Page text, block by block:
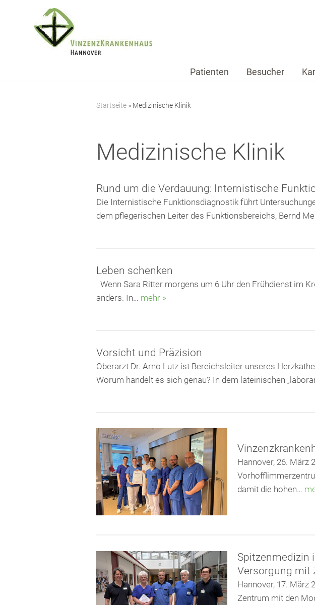
springen
Patienten Besucher
Startseite » Medizinische Klinik
Medizinische Klinik
Rund um die Verdauung: Internistische
Die Internistische Funktionsdiagnostik führt
dem pflegerischen Leiter des Funktionsbereichs, Bernd
Leben schenken
Wenn Sara Ritter morgens um 6 Uhr den Frühdienst im
anders. In… mehr »
Vorsicht und Präzision
Oberarzt Dr. Arno Lutz ist Bereichsleiter unseres
Worum handelt es sich genau? In dem lateinischen
Hannover, 26. März
damit die hohen…
Spitzenmedizin
Versorgung mit
Hannover, 17. März
Zentrum mit den